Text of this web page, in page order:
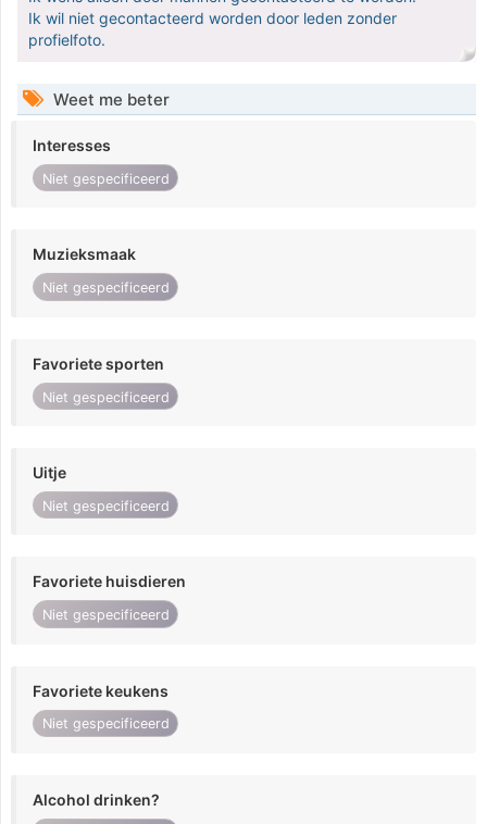
Ik wil niet gecontacteerd worden door leden zonder
profielfoto.
Weet me beter
Interesses
Niet gespecificeerd
Muzieksmaak
Niet gespecificeerd
Favoriete sporten
Niet gespecificeerd
Uitje
Niet gespecificeerd
Favoriete huisdieren
Niet gespecificeerd
Favoriete keukens
Niet gespecificeerd
Alcohol drinken?